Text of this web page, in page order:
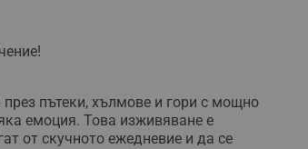
пътеки, хълмове и гори с мощно
емоция. Това изживяване е
от скучното ежедневие и да се